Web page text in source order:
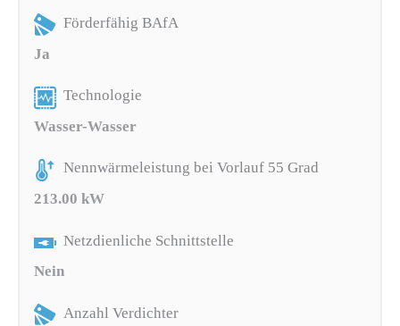
Förderfähig BAfA
Ja
Technologie
Wasser-Wasser
Nennwärmeleistung bei Vorlauf 55 Grad
213.00 kW
Netzdienliche Schnittstelle
Nein
Anzahl Verdichter